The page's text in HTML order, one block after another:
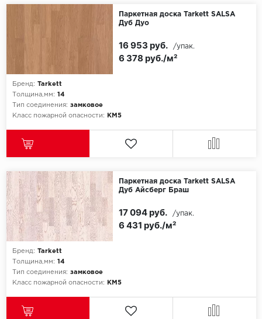
Паркетная доска Tarkett SALSA
Дуб Дуо
Бренд: Tarkett
Толщина,мм: 14
Тип соединения: замковое
Класс пожарной опасности:
КМ5
6 378 руб./м²
16 953 руб. /упак.
Паркетная доска Tarkett SALSA
Дуб Айсберг Браш
Бренд: Tarkett
Толщина,мм: 14
Тип соединения: замковое
Класс пожарной опасности:
КМ5
6 431 руб./м²
17 094 руб. /упак.